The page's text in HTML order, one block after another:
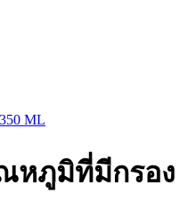
ML
หภูมิที่มีกรอง